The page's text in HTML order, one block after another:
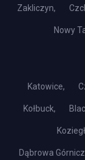
Zakliczyn,
Nowy
Katowice,
Kołbuck,
Dąbrowa